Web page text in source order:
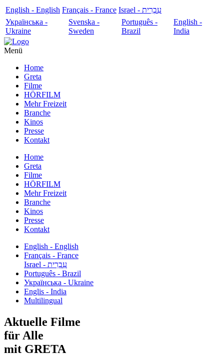
English - English Français - France
עִבְרִית - Israel
Українська -
Ukraine
Svenska -
Sweden
Português -
Brazil
English -
India
Menü
Home
Greta
Filme
HÖRFILM
Mehr Freizeit
Branche
Kinos
Presse
Kontakt
Home
Greta
Filme
HÖRFILM
Mehr Freizeit
Branche
Kinos
Presse
Kontakt
English - English
Français - France
עִבְרִית - Israel
Português - Brazil
Українська - Ukraine
Englis - India
Multilingual
Aktuelle Filme
für Alle
mit GRETA